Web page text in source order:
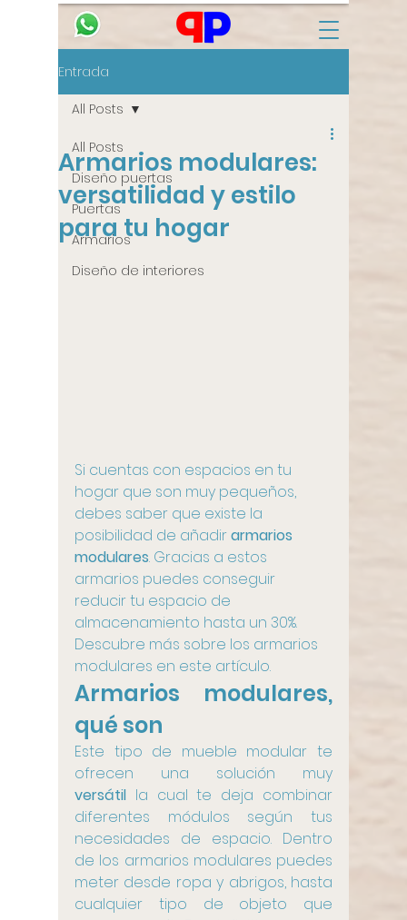
Entrada
All Posts
Diseño puertas
Puertas
Armarios
Diseño de interiores
All Posts
Armarios modulares:
versatilidad y estilo
para tu hogar
Si cuentas con espacios en tu
hogar que son muy pequeños,
debes saber que existe la
posibilidad de añadir armarios
modulares. Gracias a estos
armarios puedes conseguir
reducir tu espacio de
almacenamiento hasta un 30%.
Descubre más sobre los armarios
modulares en este artículo.
Armarios modulares,
qué son
Este tipo de mueble modular te
versátil la cual te deja combinar
diferentes módulos según tus
necesidades de espacio. Dentro
de los armarios modulares puedes
meter desde ropa y abrigos, hasta
cualquier tipo de objeto que